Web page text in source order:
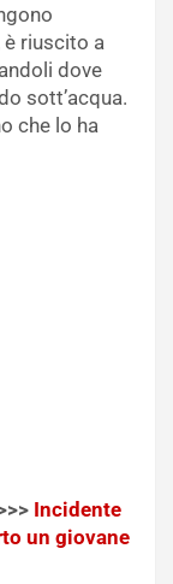
riuscito a
dove
sott’acqua.
che lo ha
Incidente
un giovane